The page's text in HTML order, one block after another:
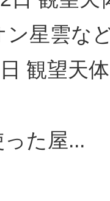
ン星雲な
観望天
た屋...